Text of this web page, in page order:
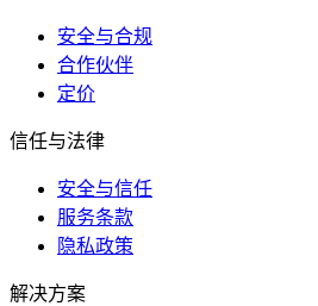
安全与合规
合作伙伴
定价
信任与法律
安全与信任
服务条款
隐私政策
解决方案